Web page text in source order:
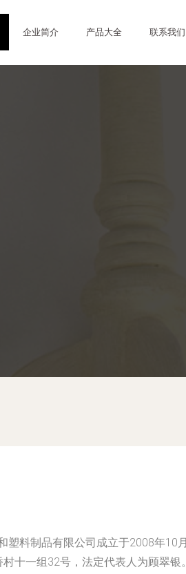
企业简介 产品大全 联系我们
塑料制品有限公司成立于2008年10
十一组32号，法定代表人为顾翠银